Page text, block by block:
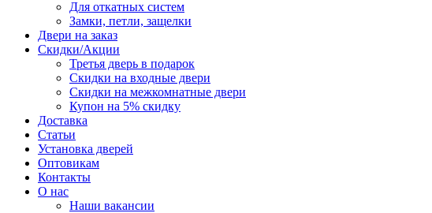
Для откатных систем
Замки, петли, защелки
Двери на заказ
Скидки/Акции
Третья дверь в подарок
Скидки на входные двери
Скидки на межкомнатные двери
Купон на 5% скидку
Доставка
Статьи
Установка дверей
Оптовикам
Контакты
О нас
Наши вакансии